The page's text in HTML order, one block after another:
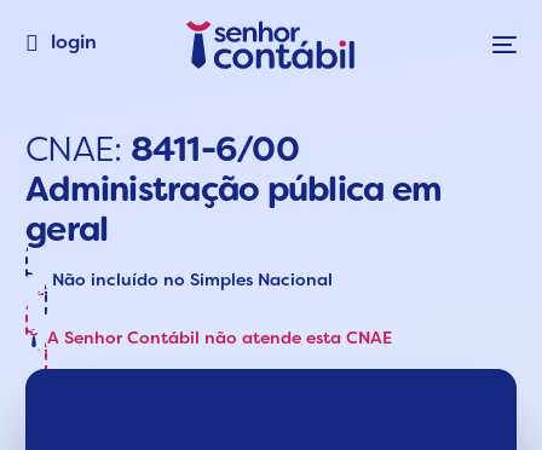
login
CNAE: 8411-6/00
Administração pública em
geral
Não incluído no Simples Nacional
A Senhor Contábil não atende esta CNAE